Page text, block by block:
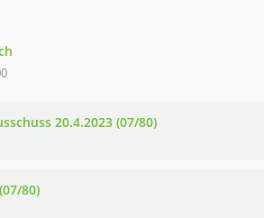
20.4.2023 (07/80)
80)